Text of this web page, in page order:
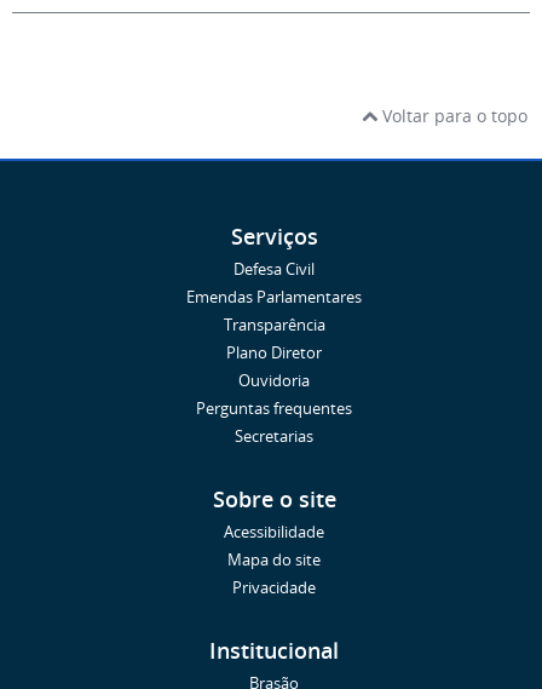
Voltar para o topo
Serviços
Defesa Civil
Emendas Parlamentares
Transparência
Plano Diretor
Ouvidoria
Perguntas frequentes
Secretarias
Sobre o site
Acessibilidade
Mapa do site
Privacidade
Institucional
Brasão